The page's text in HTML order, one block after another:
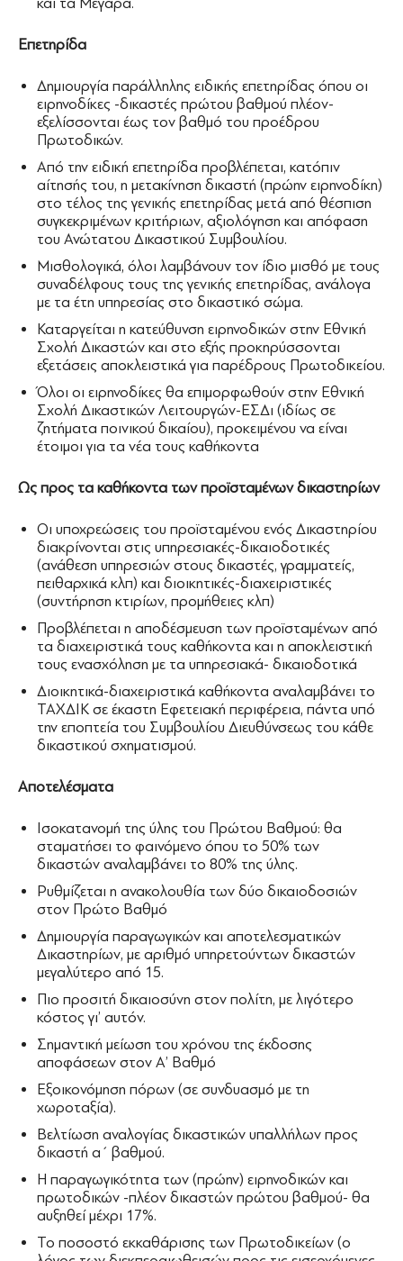
Επετηρίδα
Δημιουργία παράλληλης ειδικής επετηρίδας όπου οι
ειρηνοδίκες -δικαστές πρώτου βαθμού πλέον-
εξελίσσονται έως τον βαθμό του προέδρου
Πρωτοδικών.
Από την ειδική επετηρίδα προβλέπεται, κατόπιν
αίτησής του, η μετακίνηση δικαστή (πρώην ειρηνοδίκη)
στο τέλος της γενικής επετηρίδας μετά από θέσπιση
συγκεκριμένων κριτήριων, αξιολόγηση και απόφαση
του Ανώτατου Δικαστικού Συμβουλίου.
Μισθολογικά, όλοι λαμβάνουν τον ίδιο μισθό με τους
συναδέλφους τους της γενικής επετηρίδας, ανάλογα
με τα έτη υπηρεσίας στο δικαστικό σώμα.
Καταργείται η κατεύθυνση ειρηνοδικών στην Εθνική
Σχολή Δικαστών και στο εξής προκηρύσσονται
εξετάσεις αποκλειστικά για παρέδρους Πρωτοδικείου.
Όλοι οι ειρηνοδίκες θα επιμορφωθούν στην Εθνική
Σχολή Δικαστικών Λειτουργών-ΕΣΔι (ιδίως σε
ζητήματα ποινικού δικαίου), προκειμένου να είναι
έτοιμοι για τα νέα τους καθήκοντα
Ως προς τα καθήκοντα των προϊσταμένων δικαστηρίων
Οι υποχρεώσεις του προϊσταμένου ενός Δικαστηρίου
διακρίνονται στις υπηρεσιακές-δικαιοδοτικές
(ανάθεση υπηρεσιών στους δικαστές, γραμματείς,
πειθαρχικά κλπ) και διοικητικές-διαχειριστικές
(συντήρηση κτιρίων, προμήθειες κλπ)
Προβλέπεται η αποδέσμευση των προϊσταμένων από
τα διαχειριστικά τους καθήκοντα και η αποκλειστική
τους ενασχόληση με τα υπηρεσιακά- δικαιοδοτικά
Διοικητικά-διαχειριστικά καθήκοντα αναλαμβάνει το
ΤΑΧΔΙΚ σε έκαστη Εφετειακή περιφέρεια, πάντα υπό
την εποπτεία του Συμβουλίου Διευθύνσεως του κάθε
δικαστικού σχηματισμού.
Αποτελέσματα
Ισοκατανομή της ύλης του Πρώτου Βαθμού: θα
σταματήσει το φαινόμενο όπου το 50% των
δικαστών αναλαμβάνει το 80% της ύλης.
Ρυθμίζεται η ανακολουθία των δύο δικαιοδοσιών
στον Πρώτο Βαθμό
Δημιουργία παραγωγικών και αποτελεσματικών
Δικαστηρίων, με αριθμό υπηρετούντων δικαστών
μεγαλύτερο από 15.
Πιο προσιτή δικαιοσύνη στον πολίτη, με λιγότερο
κόστος γι’ αυτόν.
Σημαντική μείωση του χρόνου της έκδοσης
αποφάσεων στον Α’ Βαθμό
Εξοικονόμηση πόρων (σε συνδυασμό με τη
χωροταξία).
Βελτίωση αναλογίας δικαστικών υπαλλήλων προς
δικαστή α΄ βαθμού.
Η παραγωγικότητα των (πρώην) ειρηνοδικών και
πρωτοδικών -πλέον δικαστών πρώτου βαθμού- θα
αυξηθεί μέχρι 17%.
Το ποσοστό εκκαθάρισης των Πρωτοδικείων (ο